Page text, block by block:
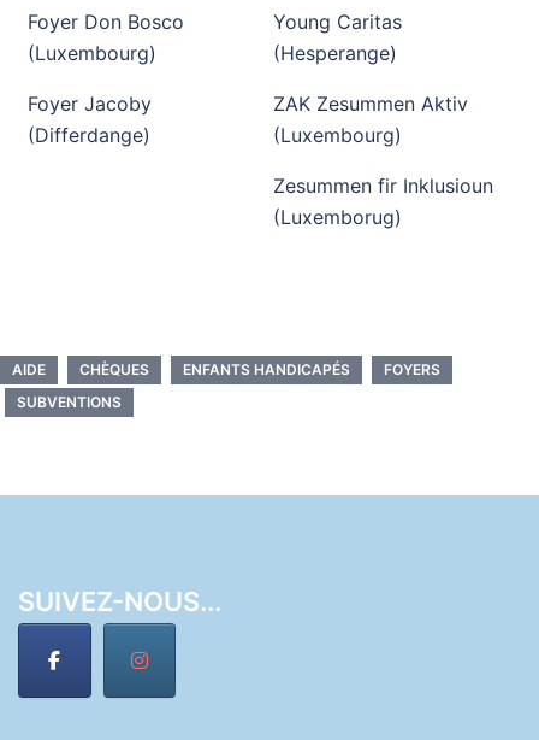
Foyer Don Bosco
(Luxembourg)
Young Caritas
(Hesperange)
Foyer Jacoby
(Differdange)
ZAK Zesummen Aktiv
(Luxembourg)
Zesummen fir Inklusioun
(Luxemborug)
AIDE CHÈQUES ENFANTS HANDICAPÉS
FOYERS
SUBVENTIONS
SUIVEZ-NOUS...